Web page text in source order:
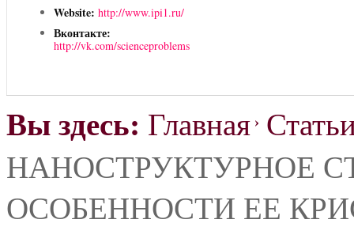
Website: http://www.ipi1.ru/
Вконтакте:
http://vk.com/scienceproblems
Вы здесь: Главная
НАНОСТРУКТУРНОЕ
ОСОБЕННОСТИ ЕЕ